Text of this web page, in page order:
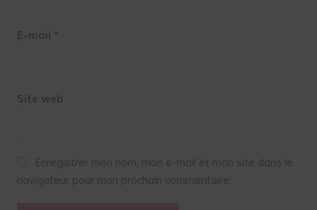
E-mail *
Site web
Enregistrer mon nom, mon e-mail et mon site dans le
navigateur pour mon prochain commentaire.